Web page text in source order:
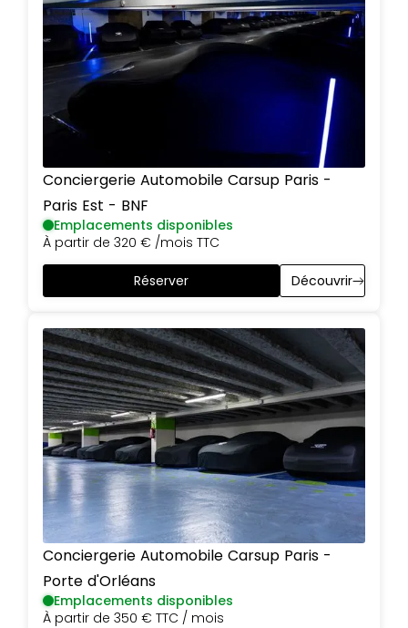
Conciergerie Automobile Carsup Paris -
Paris Est - BNF
Emplacements disponibles
À partir de 320 € /mois TTC
Réserver Découvrir
Conciergerie Automobile Carsup Paris -
Porte d'Orléans
Emplacements disponibles
À partir de 350 € TTC / mois